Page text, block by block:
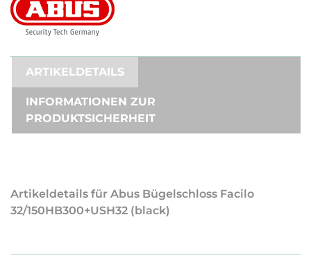
ARTIKELDETAILS
INFORMATIONEN ZUR
PRODUKTSICHERHEIT
Artikeldetails für Abus Bügelschloss Facilo
32/150HB300+USH32 (black)